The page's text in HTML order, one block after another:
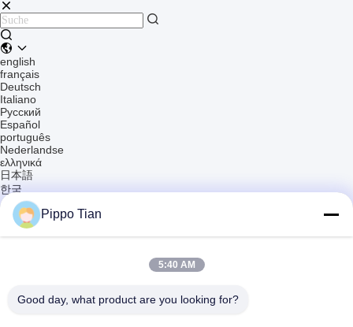
english
français
Deutsch
Italiano
Русский
Español
português
Nederlandse
ελληνικά
日本語
한국
العربية
हिन्दी
Türkçe
فارسی
Pippo Tian
5:40 AM
Good day, what product are you looking for?